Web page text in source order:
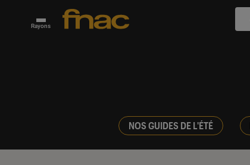
Rayons
NOS GUIDES DE L'ÉTÉ